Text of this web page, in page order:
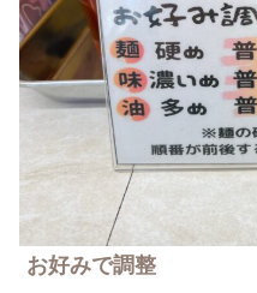
お好みで調整